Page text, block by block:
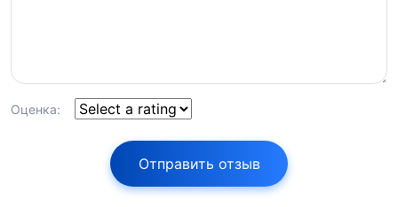
Оценка:
Отправить отзыв